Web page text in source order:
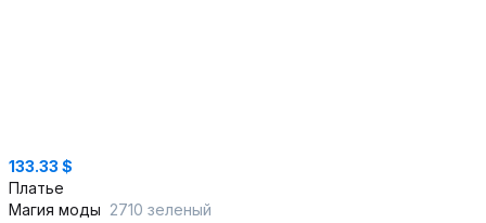
133.33 $
Платье
Магия моды 2710 зеленый